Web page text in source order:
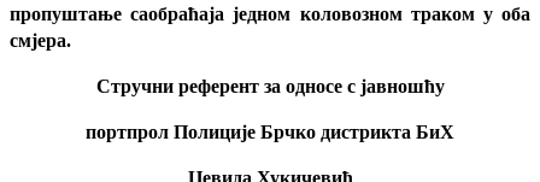
пропуштање саобраћаја једном коловозном траком у оба
смјера.
Стручни референт за односе с јавношћу
портпрол Полиције Брчко дистрикта БиХ